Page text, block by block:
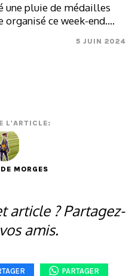
une pluie de médailles
ce week-end....
5 JUIN 2024
L'ARTICLE:
MORGES
article ? Partagez-
amis.
PARTAGER